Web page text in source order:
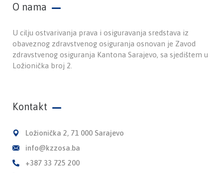
O nama
U cilju ostvarivanja prava i osiguravanja sredstava iz
obaveznog zdravstvenog osiguranja osnovan je Zavod
zdravstvenog osiguranja Kantona Sarajevo, sa sjedištem u
Ložionička broj 2.
Kontakt
Ložionička 2, 71 000 Sarajevo
info@kzzosa.ba
+387 33 725 200